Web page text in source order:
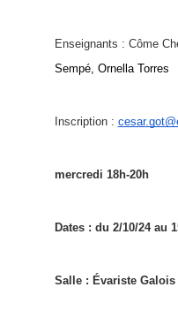
Enseignants : Côme
Sempé, Ornella Torres
Inscription :
mercredi 18h-20h
Dates : du 2/10/24 au
Salle : Évariste Galois